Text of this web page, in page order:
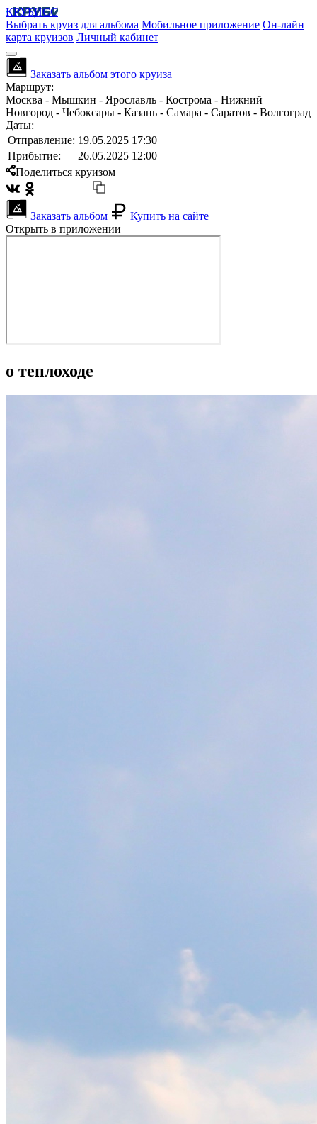
КРУБИСС
Выбрать круиз для альбома Мобильное приложение Он-лайн
карта круизов Личный кабинет
Заказать альбом этого круиза
Маршрут:
Москва - Мышкин - Ярославль - Кострома - Нижний
Новгород - Чебоксары - Казань - Самара - Саратов - Волгоград
Даты:
Отправление: 19.05.2025 17:30
Прибытие:
26.05.2025 12:00
Поделиться круизом
Заказать альбом
Купить на сайте
Открыть в приложении
о теплоходе